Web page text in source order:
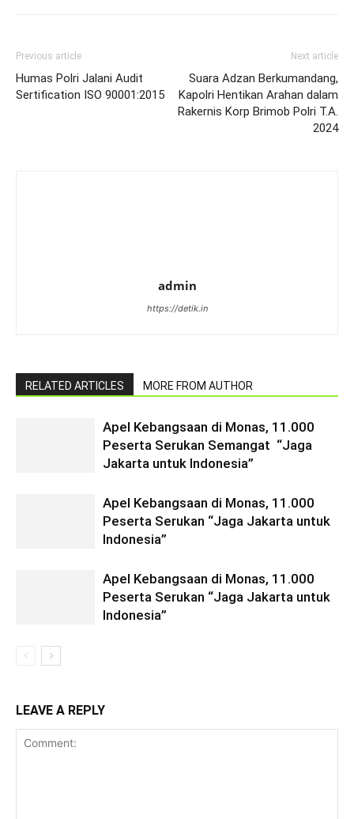
Previous article
Humas Polri Jalani Audit
Sertification ISO 90001:2015
Next article
Suara Adzan Berkumandang,
Kapolri Hentikan Arahan dalam
Rakernis Korp Brimob Polri T.A.
2024
admin
https://detik.in
RELATED ARTICLES MORE FROM AUTHOR
Apel Kebangsaan di Monas, 11.000
Peserta Serukan Semangat “Jaga
Jakarta untuk Indonesia”
Apel Kebangsaan di Monas, 11.000
Peserta Serukan “Jaga Jakarta untuk
Indonesia”
Apel Kebangsaan di Monas, 11.000
Peserta Serukan “Jaga Jakarta untuk
Indonesia”
LEAVE A REPLY